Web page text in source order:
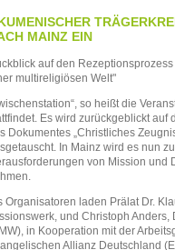
MAINZ EIN
auf den
multireligiösen Welt"
so heißt die
Es wird zurückgeblickt
Dokumentes „Christliches
In Mainz wird es nun
von Mission und
Organisatoren laden Prälat Dr.
und Christoph
in Kooperation mit der
Allianz Deutschland